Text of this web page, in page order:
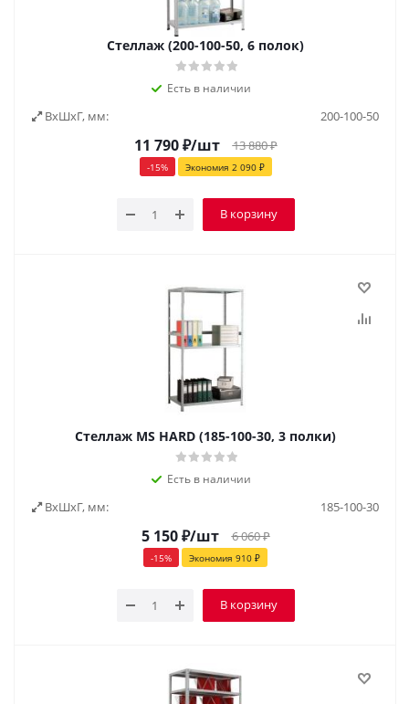
Стеллаж (200-100-50, 6 полок)
Есть в наличии
ВxШxГ, мм: 200-100-50
11 790₽/шт 13 880₽
-15% Экономия 2 090₽
В корзину
Стеллаж MS HARD (185-100-30, 3 полки)
Есть в наличии
ВxШxГ, мм: 185-100-30
5 150₽/шт 6 060₽
-15% Экономия 910 ₽
В корзину